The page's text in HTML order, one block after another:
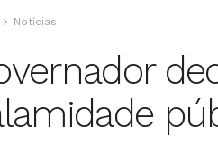
Notícias